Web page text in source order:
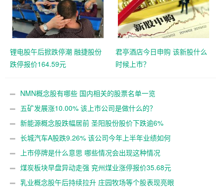
锂电股午后掀跌停潮 融捷股份
跌停报价164.59元
君亭酒店今日申购 该新股什么
时候上市？
NMN概念股有哪些 国内相关的股票名单一览
五矿发展涨10.00% 该上市公司是做什么的？
新能源概念股跌幅居前 圣阳股份股价下跌逾6%
长城汽车A股跌9.26% 该公司今年上半年业绩如何
上市停牌是什么意思 哪些情况会出现这种情况
煤炭板块早盘异动走强 兖州煤业涨停报价35.68元
乳业概念股午后持续拉升 庄园牧场等个股表现亮眼